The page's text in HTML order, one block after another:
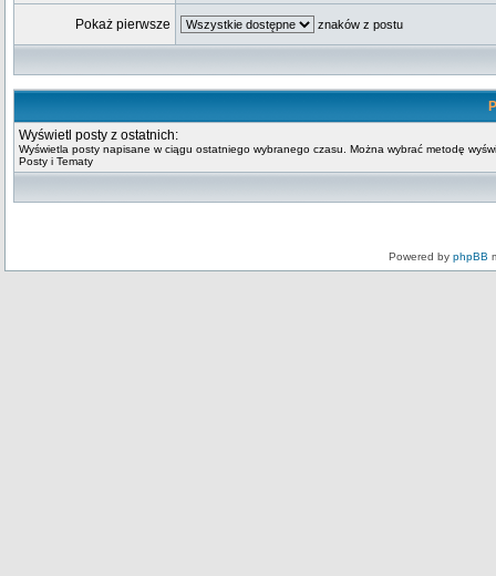
Pokaż pierwsze znaków z postu
Wyświetl posty z ostatnich:
Wyświetla posty napisane w ciągu ostatniego wybranego czasu. Można wybrać metodę
Posty i Tematy
Powered by phpBB